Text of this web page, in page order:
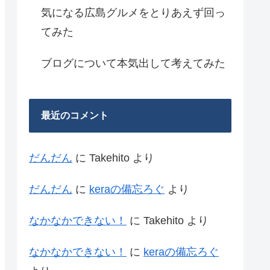
気になる広島グルメをとりあえず回っ
てみた
ブログについて本気出して考えてみた
最近のコメント
だんだん に Takehito より
だんだん に keraの備忘ろぐ より
なかなかできない！ に Takehito より
なかなかできない！ に keraの備忘ろぐ